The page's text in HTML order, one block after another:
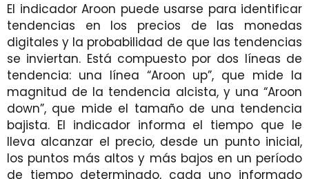
El indicador Aroon puede usarse para identificar
tendencias en los precios de las monedas
digitales y la probabilidad de que las tendencias
se inviertan. Está compuesto por dos líneas de
tendencia: una línea “Aroon up”, que mide la
magnitud de la tendencia alcista, y una “Aroon
down”, que mide el tamaño de una tendencia
bajista. El indicador informa el tiempo que le
lleva alcanzar el precio, desde un punto inicial,
los puntos más altos y más bajos en un período
de tiempo determinado, cada uno informado